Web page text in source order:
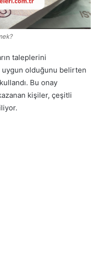
taleplerini
uygun olduğunu belirten
Bu onay
kişiler, çeşitli